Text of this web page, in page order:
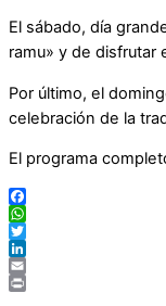
El sábado, día
ramu» y de disfrutar
Por último, el
celebración de la
El programa
Facebook
WhatsApp
Twitter
LinkedIn
Email